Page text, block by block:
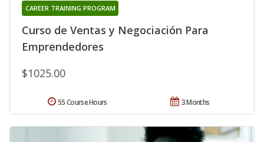
Curso de Ventas y Negociación Para
Emprendedores
CAREER TRAINING PROGRAM
$1025.00
3 Months
55 Course Hours